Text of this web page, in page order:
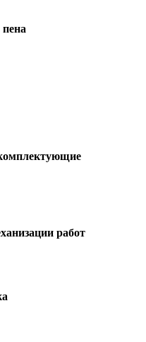
работ